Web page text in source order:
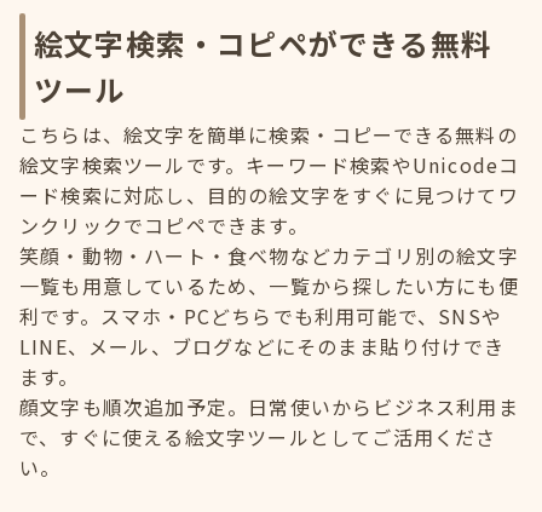
絵文字検索・コピペができる無料
ツール
こちらは、絵文字を簡単に検索・コピーできる無料の
絵文字検索ツールです。キーワード検索やUnicodeコ
ード検索に対応し、目的の絵文字をすぐに見つけてワ
ンクリックでコピペできます。
笑顔・動物・ハート・食べ物などカテゴリ別の絵文字
一覧も用意しているため、一覧から探したい方にも便
利です。スマホ・PCどちらでも利用可能で、SNSや
LINE、メール、ブログなどにそのまま貼り付けでき
ます。
顔文字も順次追加予定。日常使いからビジネス利用ま
で、すぐに使える絵文字ツールとしてご活用くださ
い。